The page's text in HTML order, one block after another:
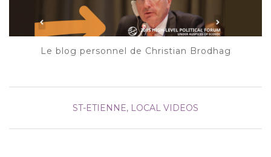
Le blog personnel de Christian Brodhag
ST-ETIENNE, LOCAL VIDEOS